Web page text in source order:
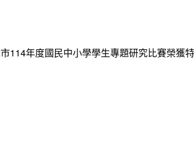
年度國民中小學學生專題研究比賽榮獲